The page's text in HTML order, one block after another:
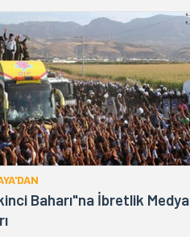
Baharı"na İbretlik Medya